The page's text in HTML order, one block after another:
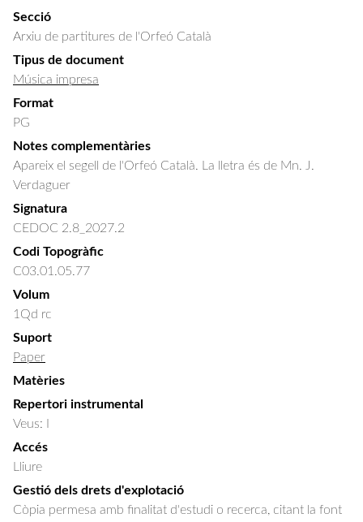
Secció
Arxiu de partitures de l'Orfeó Català
Tipus de document
Música impresa
Format
PG
Notes complementàries
Apareix el segell de l'Orfeó Català. La lletra és de Mn. J.
Verdaguer
Signatura
CEDOC 2.8_2027.2
Codi Topogràfic
C03.01.05.77
Volum
1Qd rc
Suport
Paper
Matèries
Repertori instrumental
Veus: I
Accés
Lliure
Gestió dels drets d'explotació
Còpia permesa amb finalitat d'estudi o recerca, citant la font